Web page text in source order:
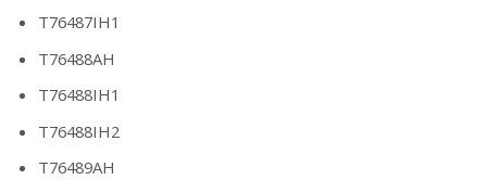
T76487IH1
T76488AH
T76488IH1
T76488IH2
T76489AH